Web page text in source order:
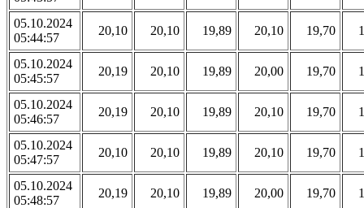
05.10.2024
05:44:57
20,10 20,10 19,89 20,10 19,70
05.10.2024
05:45:57
20,19 20,10 19,89 20,00 19,70
05.10.2024
05:46:57
20,19 20,10 19,89 20,10 19,70
05.10.2024
05:47:57
20,10 20,10 19,89 20,10 19,70
05.10.2024
05:48:57
20,19 20,10 19,89 20,00 19,70